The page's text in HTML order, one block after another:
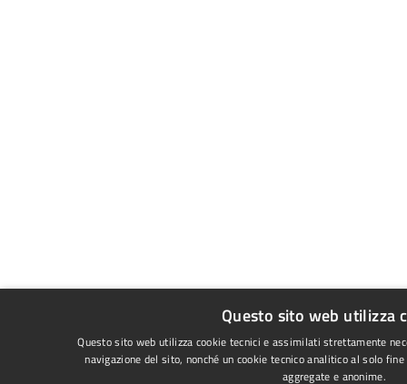
Questo sito web utilizza
Questo sito web utilizza cookie tecnici e assimilati strettamente
navigazione del sito, nonché un cookie tecnico analitico al solo
aggregate e anonime.